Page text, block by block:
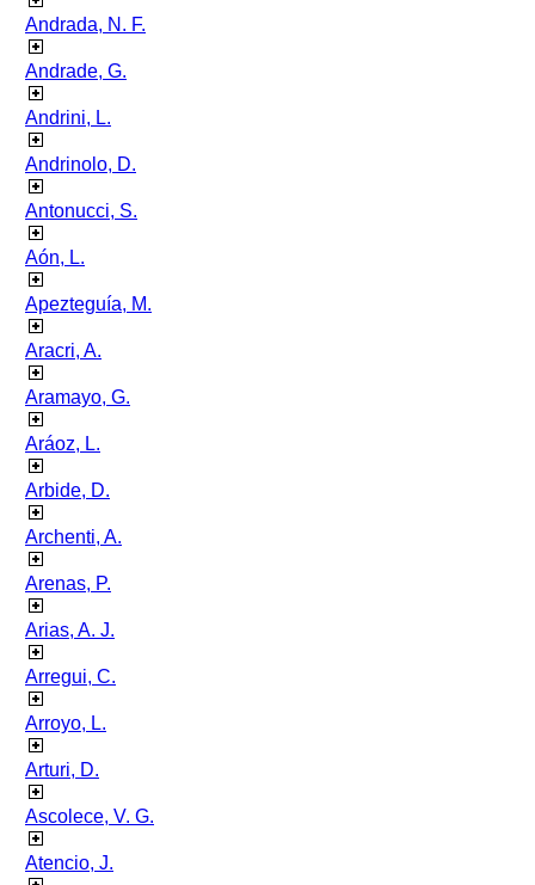
Andrada, N. F.
Andrade, G.
Andrini, L.
Andrinolo, D.
Antonucci, S.
Aón, L.
Apezteguía, M.
Aracri, A.
Aramayo, G.
Aráoz, L.
Arbide, D.
Archenti, A.
Arenas, P.
Arias, A. J.
Arregui, C.
Arroyo, L.
Arturi, D.
Ascolece, V. G.
Atencio, J.